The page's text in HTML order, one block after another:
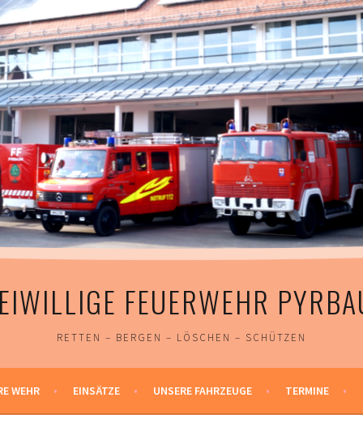
FEUERWEHR
RETTEN – BERGEN – LÖSCHEN – SCHÜTZEN
WEHR EINSÄTZE UNSERE FAHRZEUGE TERMINE